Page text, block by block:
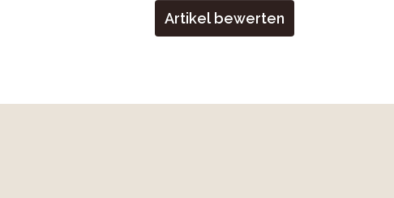
Artikel bewerten